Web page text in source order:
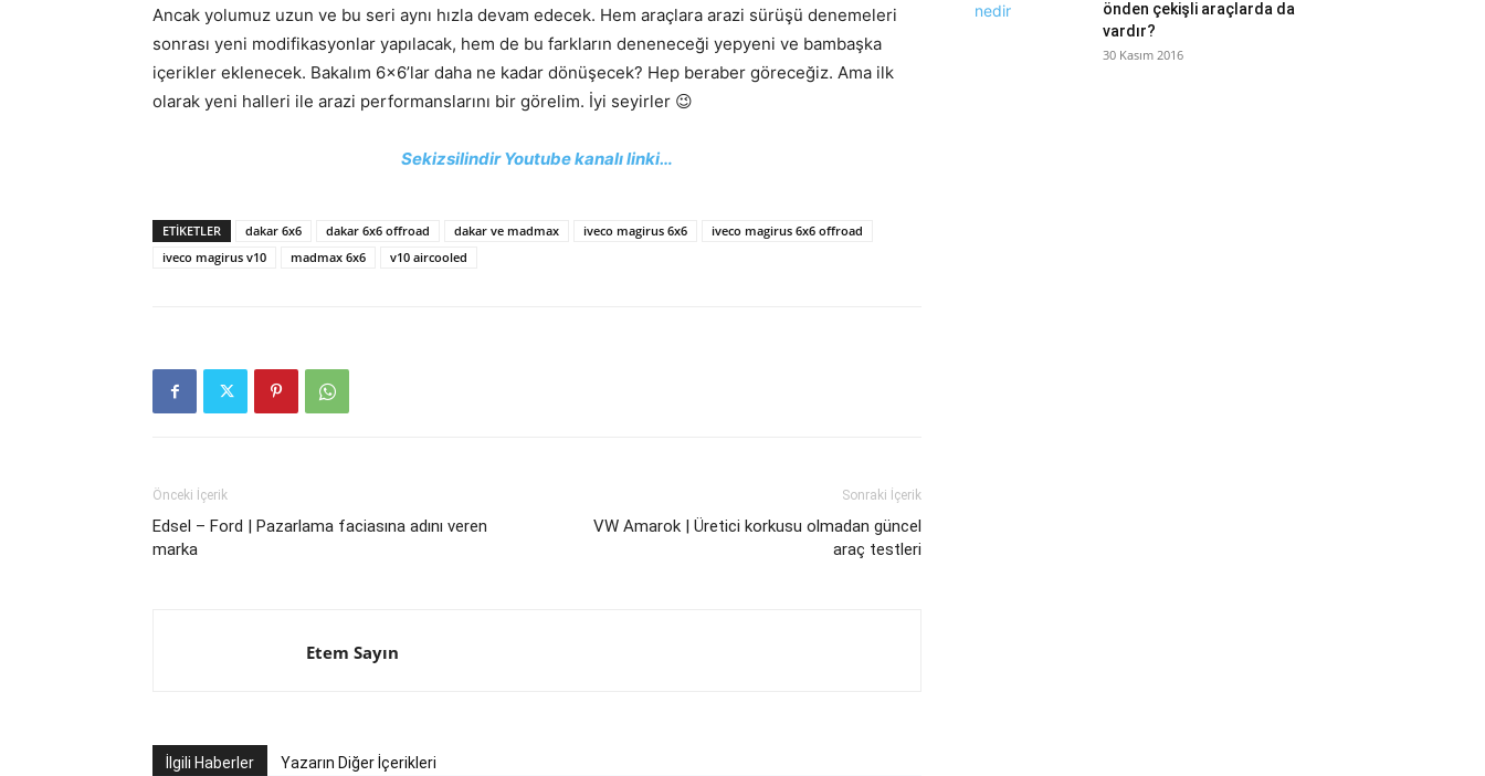
Ancak yolumuz uzun ve bu seri aynı hızla devam edecek. Hem araçlara arazi sürüşü denemeleri
sonrası yeni modifikasyonlar yapılacak, hem de bu farkların deneneceği yepyeni ve bambaşka
içerikler eklenecek. Bakalım 6×6’lar daha ne kadar dönüşecek? Hep beraber göreceğiz. Ama ilk
olarak yeni halleri ile arazi performanslarını bir görelim. İyi seyirler 😉
Sekizsilindir Youtube kanalı linki…
ETIKETLER dakar 6x6 dakar 6x6 offroad dakar ve madmax iveco magirus 6x6
iveco magirus 6x6 offroad
iveco magirus v10
madmax 6x6 v10 aircooled
Önceki İçerik
Edsel – Ford | Pazarlama faciasına adını veren
marka
Sonraki İçerik
VW Amarok | Üretici korkusu olmadan güncel
araç testleri
Etem Sayın
İlgili Haberler Yazarın Diğer İçerikleri
önden çekişli araçlarda da
vardır?
30 Kasım 2016